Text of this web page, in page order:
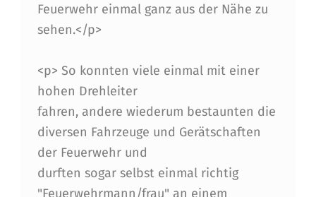
Feuerwehr einmal ganz aus der Nähe zu
sehen.</p>
<p> So konnten viele einmal mit einer
hohen Drehleiter
fahren, andere wiederum bestaunten die
diversen Fahrzeuge und Gerätschaften
der Feuerwehr und
durften sogar selbst einmal richtig
"Feuerwehrmann/frau" an einem